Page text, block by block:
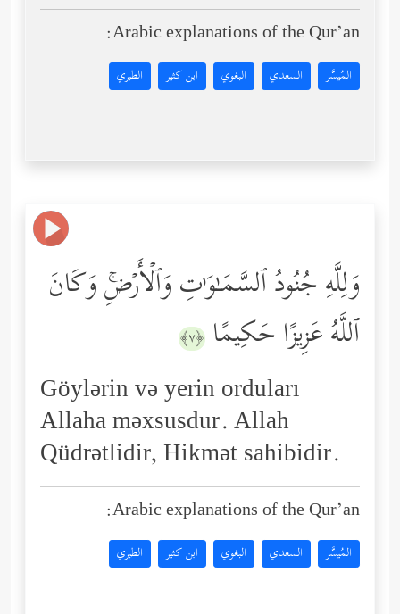
Arabic explanations of the Qur’an:
المُيسَّر السعدي البغوي ابن كثير الطبري
وَلِلَّهِ جُنُودُ ٱلسَّمَـٰوَ ٰ⁠تِ وَٱلۡأَرۡضِۚ وَكَانَ
ٱللَّهُ عَزِیزًا حَكِیمًا ﴿٧﴾
Göylərin və yerin orduları
Allaha məxsusdur. Allah
Qüdrətlidir, Hikmət sahibidir.
Arabic explanations of the Qur’an:
المُيسَّر السعدي البغوي ابن كثير الطبري